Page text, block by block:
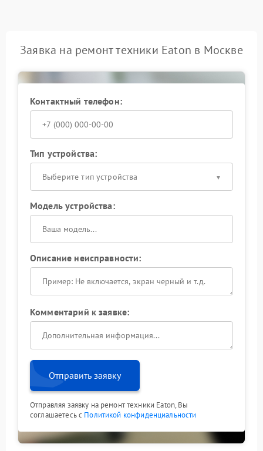
Заявка на ремонт техники Eaton в Москве
Контактный телефон:
Тип устройства:
Выберите тип устройства
Модель устройства:
Описание неисправности:
Комментарий к заявке:
Отправить заявку
Отправляя заявку на ремонт техники Eaton, Вы
соглашаетесь с Политикой конфиденциальности